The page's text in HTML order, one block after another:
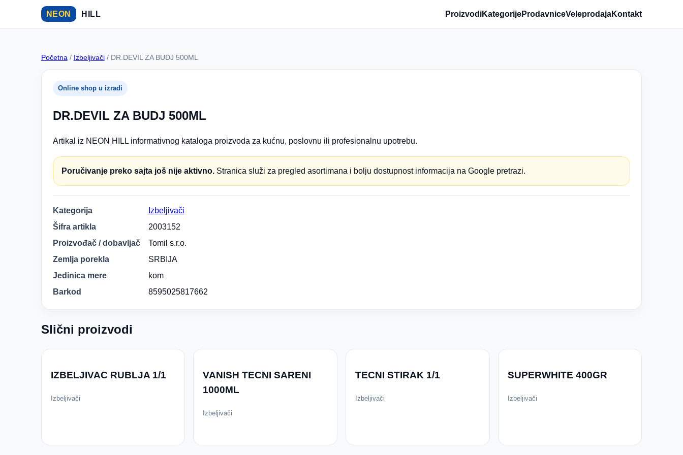
NEON HILL ProizvodiKategorijeProdavniceVeleprodajaKontakt
Početna / Izbeljivači/ DR.DEVIL ZA BUDJ 500ML
Online shop u izradi
DR.DEVIL ZA BUDJ 500ML
Artikal iz NEON HILL informativnog kataloga proizvoda za kućnu, poslovnu ili profesionalnu upotrebu.
Poručivanje preko sajta još nije aktivno.Stranica služi za pregled asortimana i bolju dostupnost informacija na Google pretrazi.
Kategorija
Izbeljivači
Šifra artikla
2003152
Proizvođač / dobavljač
Tomil s.r.o.
Zemlja porekla
SRBIJA
Jedinica mere
kom
Barkod
8595025817662
Slični proizvodi
IZBELJIVAC RUBLJA 1/1
Izbeljivači
VANISH TECNI SARENI
1000ML
Izbeljivači
TECNI STIRAK 1/1
Izbeljivači
SUPERWHITE 400GR
Izbeljivači